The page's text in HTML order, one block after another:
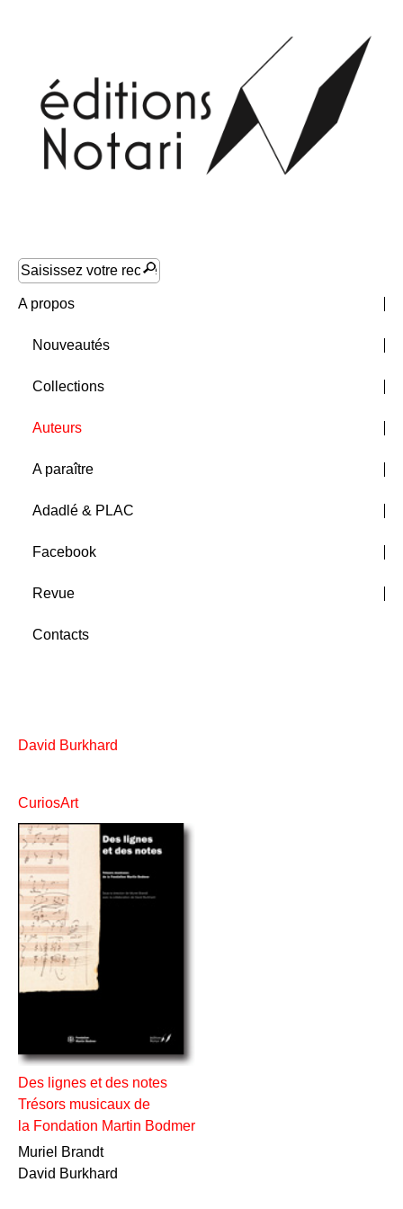
A propos
Nouveautés
Collections
Auteurs
A paraître
Adadlé & PLAC
Facebook
Revue
Contacts
David Burkhard
CuriosArt
Des lignes et des notes
Trésors musicaux de
la Fondation Martin Bodmer
Muriel Brandt
David Burkhard